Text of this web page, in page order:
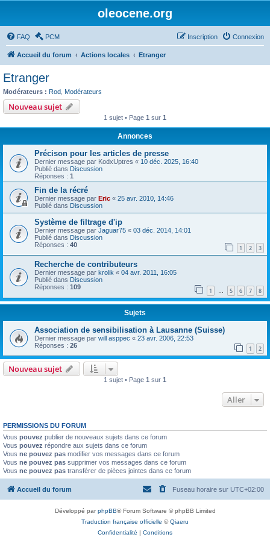
oleocene.org
FAQ PCM Connexion
Inscription
Accueil du forum Actions locales Etranger
Etranger
Modérateurs : Rod Modérateurs
Nouveau sujet
1 sujet • Page 1 sur 1
Annonces
Précison pour les articles de presse
Dernier message par KodxUptres « 10 déc. 2025, 16:40
Publié dans Discussion
Réponses : 1
Fin de la récré
Dernier message par Eric « 25 avr. 2010, 14:46
Publié dans Discussion
Système de filtrage d'ip
Dernier message par Jaguar75 « 03 déc. 2014, 14:01
Publié dans Discussion
Réponses : 40 1 2 3
Recherche de contributeurs
Dernier message par krolik « 04 avr. 2011, 16:05
Publié dans Discussion
Réponses : 109 1 … 5 6 7 8
Sujets
Association de sensibilisation à Lausanne (Suisse)
Dernier message par will asppec « 23 avr. 2006, 22:53
Réponses : 26 1 2
Nouveau sujet
1 sujet • Page 1 sur 1
Aller
PERMISSIONS DU FORUM
Vous pouvez publier de nouveaux sujets dans ce forum
Vous pouvez répondre aux sujets dans ce forum
Vous ne pouvez pas modifier vos messages dans ce forum
Vous ne pouvez pas supprimer vos messages dans ce forum
Vous ne pouvez pas transférer de pièces jointes dans ce forum
Accueil du forum Fuseau horaire sur UTC+02:00
Développé parphpBB® Forum Software © phpBB Limited
Traduction française officielle ©Qiaeru
Confidentialité | Conditions